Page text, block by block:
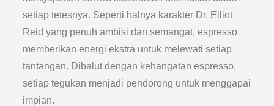
setiap tetesnya. Seperti halnya karakter Dr. Elliot
Reid yang penuh ambisi dan semangat, espresso
memberikan energi ekstra untuk melewati setiap
tantangan. Dibalut dengan kehangatan espresso,
setiap tegukan menjadi pendorong untuk menggapai
impian.